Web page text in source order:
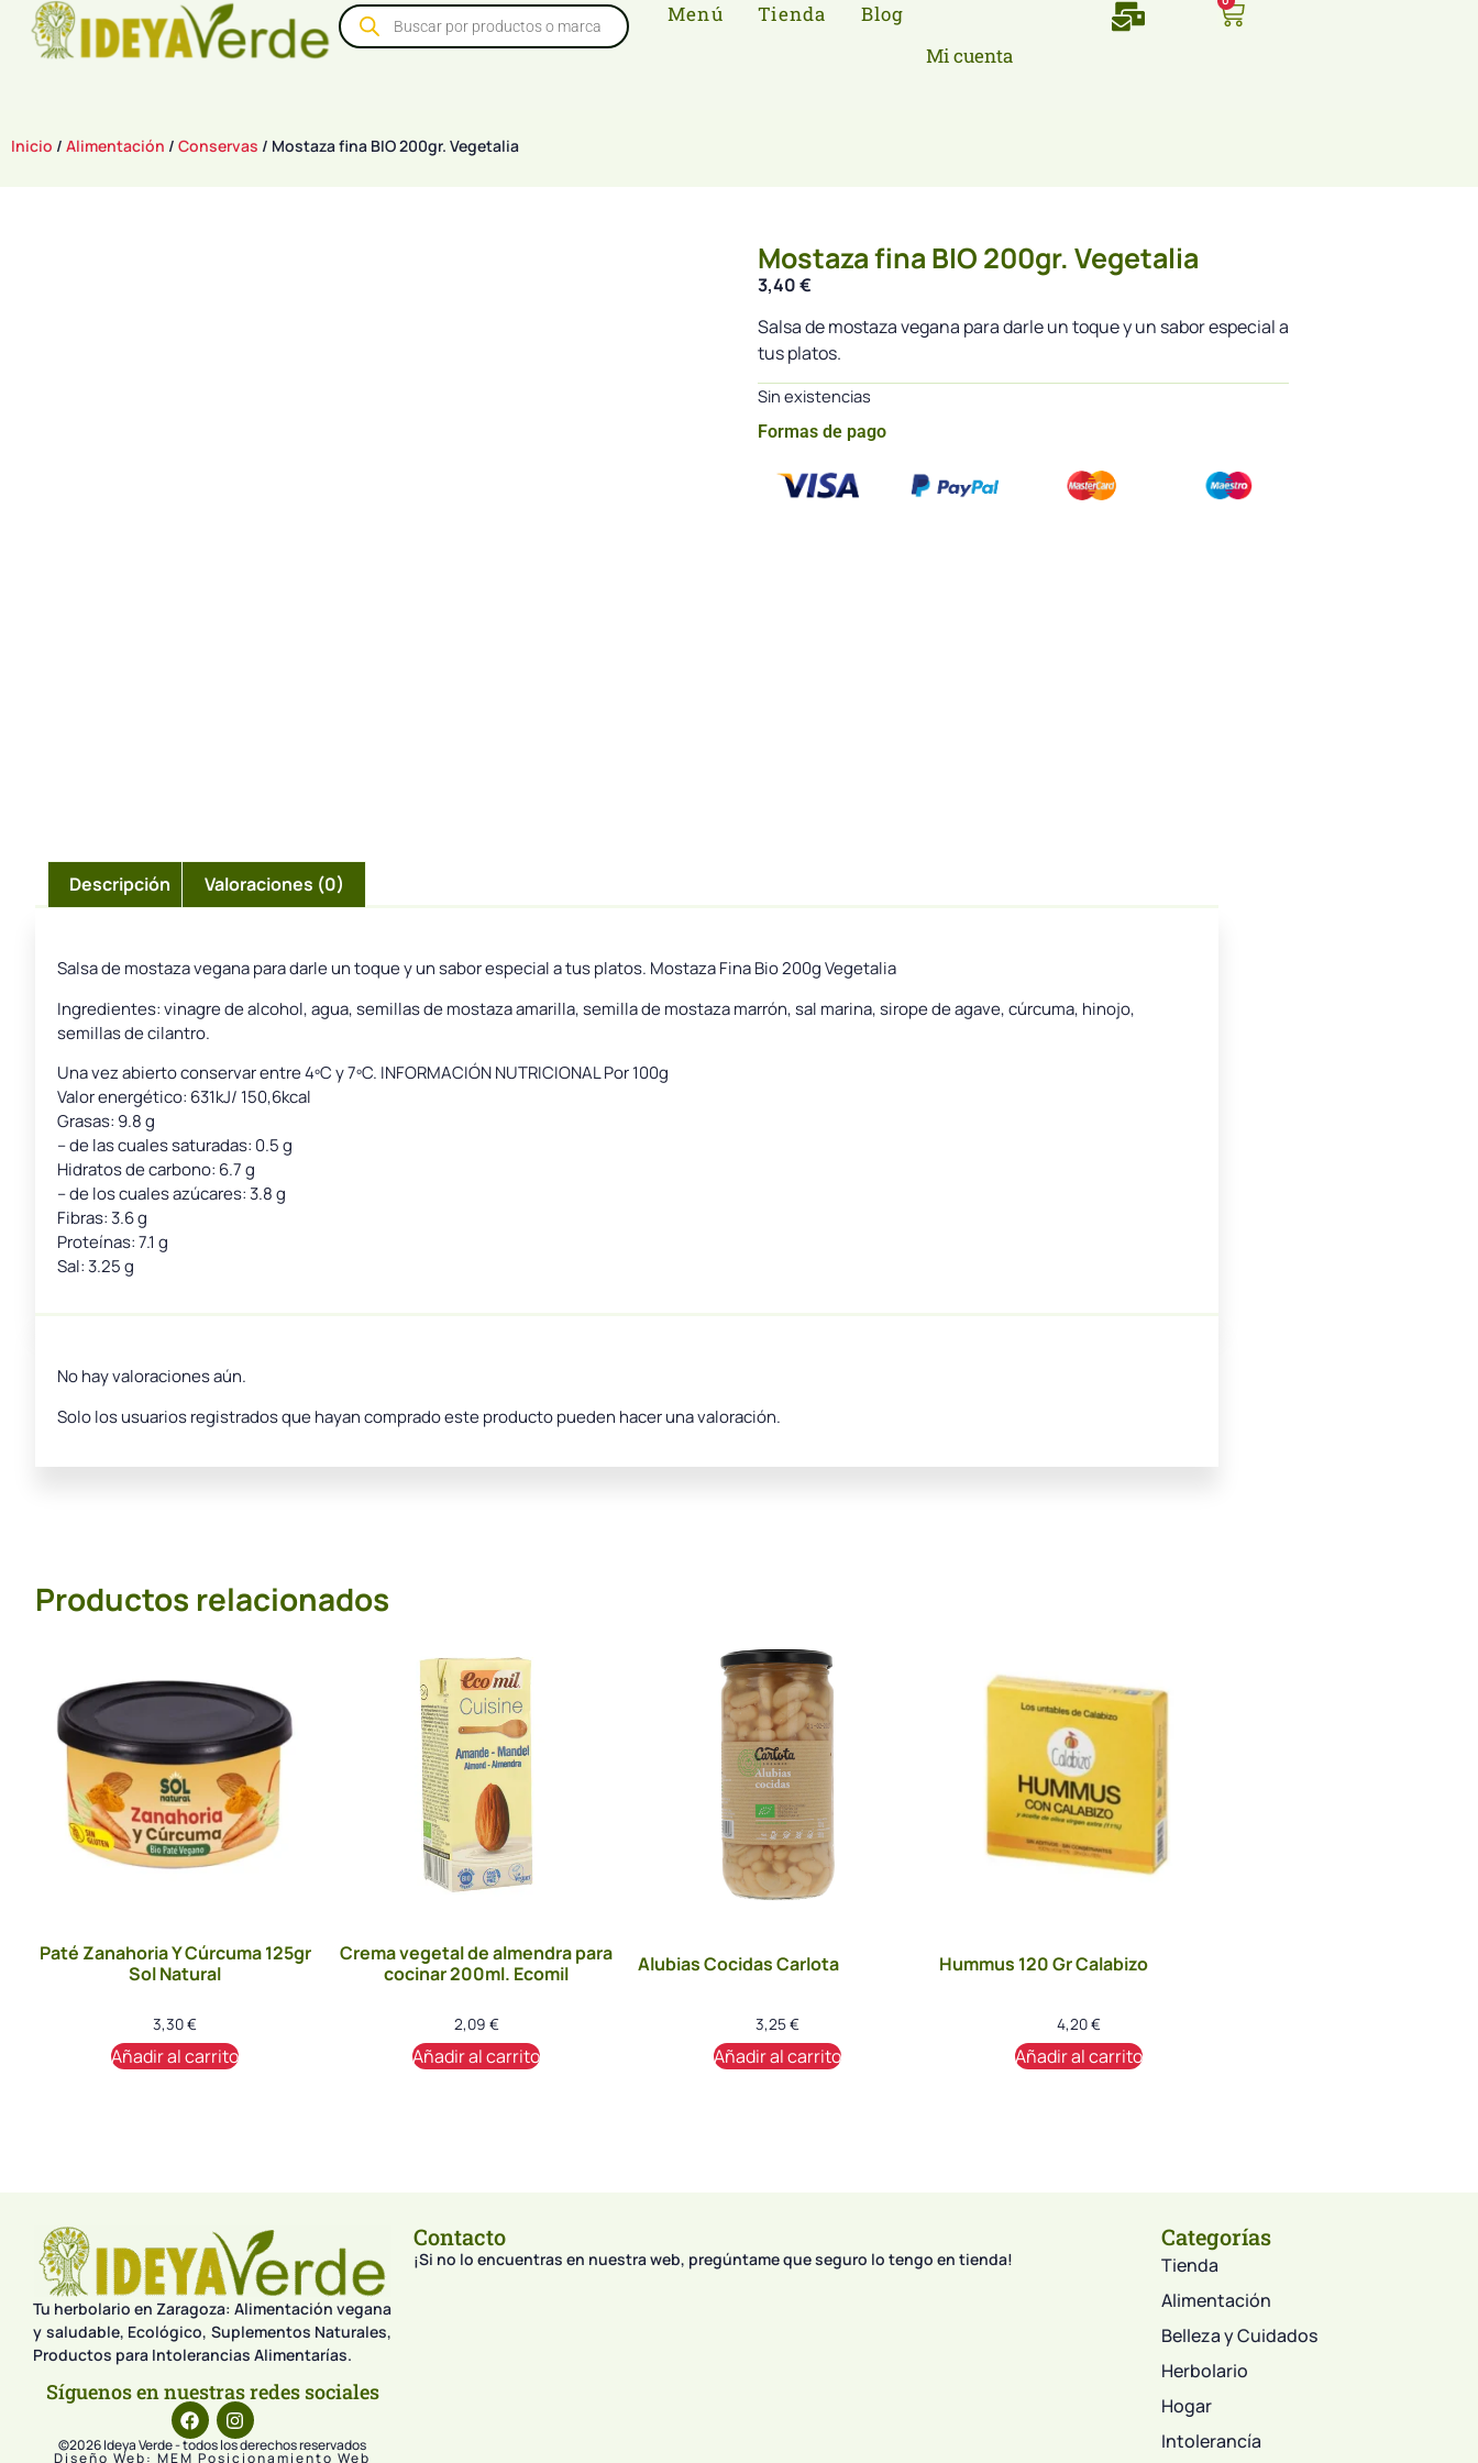
Menú Tienda
Blog
Mi cuenta
Inicio / Alimentación / Conservas / Mostaza fina BIO 200gr. Vegetalia
Mostaza fina BIO 200gr. Vegetalia
3,40€
Salsa de mostaza vegana para darle un toque y un sabor especial a
tus platos.
Sin existencias
Formas de pago
Descripción Valoraciones (0)
Salsa de mostaza vegana para darle un toque y un sabor especial a tus platos. Mostaza Fina Bio 200g Vegetalia
Ingredientes: vinagre de alcohol, agua, semillas de mostaza amarilla, semilla de mostaza marrón, sal marina, sirope de agave, cúrcuma, hinojo,
semillas de cilantro.
Una vez abierto conservar entre 4ºC y 7ºC. INFORMACIÓN NUTRICIONAL Por 100g
Valor energético: 631kJ/ 150,6kcal
Grasas: 9.8 g
– de las cuales saturadas: 0.5 g
Hidratos de carbono: 6.7 g
– de los cuales azúcares: 3.8 g
Fibras: 3.6 g
Proteínas: 7.1 g
Sal: 3.25 g
No hay valoraciones aún.
Solo los usuarios registrados que hayan comprado este producto pueden hacer una valoración.
Productos relacionados
Paté Zanahoria Y Cúrcuma 125gr
Sol Natural
3,30€
Añadir al carrito
Crema vegetal de almendra para
cocinar 200ml. Ecomil
2,09 €
Añadir al carrito
Alubias Cocidas Carlota
3,25€
Añadir al carrito
Hummus 120 Gr Calabizo
4,20€
Añadir al carrito
Tu herbolario en Zaragoza: Alimentación vegana
y saludable, Ecológico, Suplementos Naturales,
Productos para Intolerancias Alimentarías.
Síguenos en nuestras redes sociales
©2026 Ideya Verde - todos los derechos reservados
Diseño Web: MEM Posicionamiento Web
Contacto
¡Si no lo encuentras en nuestra web, pregúntame que seguro lo tengo en tienda!
Categorías
Tienda
Alimentación
Belleza y Cuidados
Herbolario
Hogar
Intolerancía